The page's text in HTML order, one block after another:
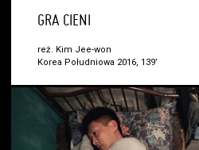
GRA CIENI
reż. Kim Jee-won
Korea Południowa 2016, 139’